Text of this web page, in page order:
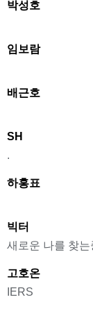
박성호
임보람
배근호
SH
.
하홍표
빅터
새로운 나를 찾는
고호온
IERS